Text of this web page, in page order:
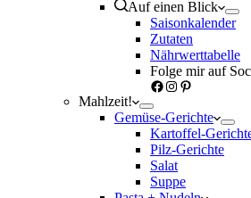
Auf einen Blick
Saisonkalender
Zutaten
Nährwerttabelle
Folge mir auf
Facebook
Instagram
Pinterest
Mahlzeit!
Gemüse-Gerichte
Kartoffel-
Pilz-Gerichte
Salat
Suppe